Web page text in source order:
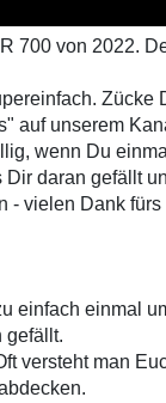
700 von 2022.
Zücke
auf unserem
wenn Du
Dir daran gefällt
- vielen Dank fürs
einfach einmal
gefällt.
versteht man